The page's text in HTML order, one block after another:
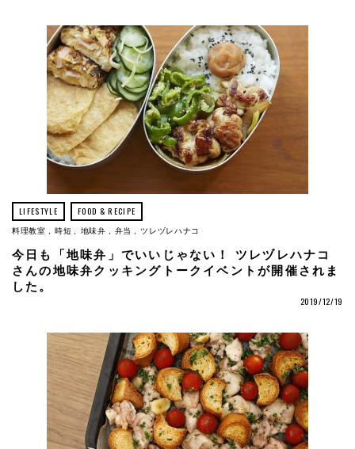
LIFESTYLE FOOD & RECIPE
料理教室 時短 地味弁 弁当 ツレヅレハナコ
今日も「地味弁」でいいじゃない！ ツレヅレハナコ
さんの地味弁クッキングトークイベントが開催されま
した。
2019/12/19